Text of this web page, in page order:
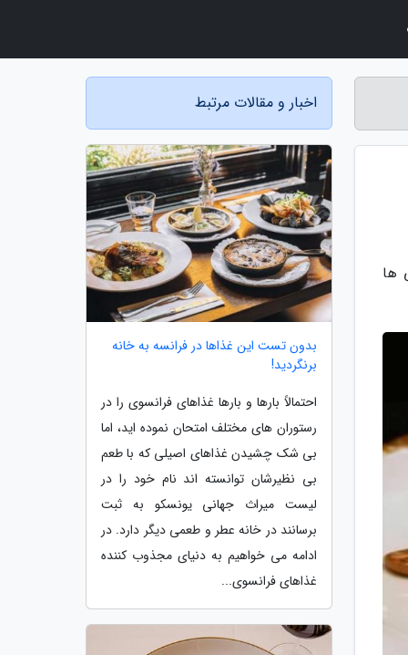
ها
اخبار و مقالات مرتبط
بدون تست این غذاها در فرانسه به خانه
برنگردید!
احتمالاً بارها و بارها غذاهای فرانسوی را در
رستوران های مختلف امتحان نموده اید، اما
بی شک چشیدن غذاهای اصیلی که با طعم
بی نظیرشان توانسته اند نام خود را در
لیست میراث جهانی یونسکو به ثبت
برسانند در خانه عطر و طعمی دیگر دارد. در
ادامه می خواهیم به دنیای مجذوب کننده
غذاهای فرانسوی...